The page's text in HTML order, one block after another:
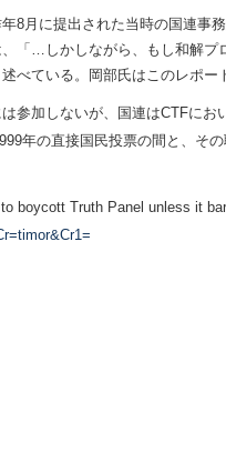
8月に提出された当時の国連事
「…しかしながら、もし和解プ
べている。岡部氏はこのレポー
参加しないが、国連はCTFに
年の直接国民投票の間と、そ
boycott Truth Panel unless it